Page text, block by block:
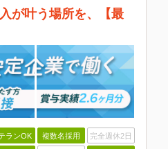
が叶う場所を、【最
ランOK 複数名採用 完全週休2日